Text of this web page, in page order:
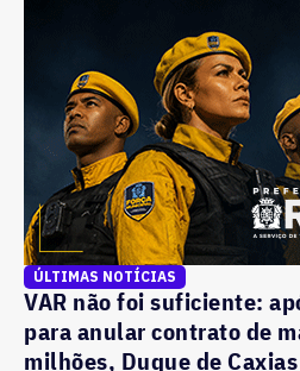
ÚLTIMAS NOTÍCIAS
VAR não foi suficiente:
para anular contrato de
milhões, Duque de